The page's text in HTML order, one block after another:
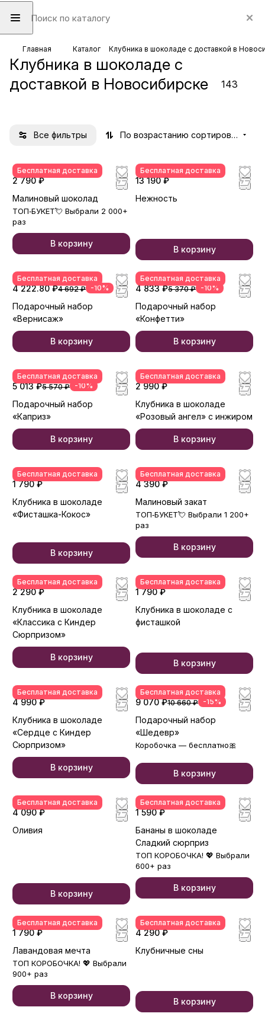
Главная Каталог Клубника в шоколаде с доставкой в
Клубника в шоколаде с
доставкой в Новосибирске
143
Клуб
ничн
ые
буке
64
товара
Клубн
ично-
цвето
чные
26
товаров
Клубн
ика в
боксе
товаров
Клубн
ика в
короб
ке
49
товаров
Все фильтры По возрастанию сортировки
Бесплатная доставка
2 790 ₽
Малиновый шоколад
ТОП‑БУКЕТ💘 Выбрали 2 000+
раз
В корзину
Бесплатная доставка
13 190 ₽
Нежность
В корзину
Бесплатная доставка
4 222.80 ₽4 692 ₽ -10%
Подарочный набор
«Вернисаж»
В корзину
Бесплатная доставка
4 833 ₽5 370 ₽ -10%
Подарочный набор
«Конфетти»
В корзину
Бесплатная доставка
5 013 ₽5 570 ₽ -10%
Подарочный набор
«Каприз»
В корзину
Бесплатная доставка
2 990 ₽
Клубника в шоколаде
«Розовый ангел» с инжиром
В корзину
Бесплатная доставка
1 790 ₽
Клубника в шоколаде
«Фисташка-Кокос»
В корзину
Бесплатная доставка
4 390 ₽
Малиновый закат
ТОП‑БУКЕТ💘 Выбрали 1 200+
раз
В корзину
Бесплатная доставка
2 290 ₽
Клубника в шоколаде
«Классика с Киндер
Сюрпризом»
В корзину
Бесплатная доставка
1 790 ₽
Клубника в шоколаде с
фисташкой
В корзину
Бесплатная доставка
4 990 ₽
Клубника в шоколаде
«Сердце с Киндер
Сюрпризом»
В корзину
Бесплатная доставка
9 070 ₽10 660 ₽ -15%
Подарочный набор
«Шедевр»
Коробочка — бесплатно🎀
В корзину
Бесплатная доставка
4 090 ₽
Оливия
В корзину
Бесплатная доставка
1 590 ₽
Бананы в шоколаде
Сладкий сюрприз
ТОП КОРОБОЧКА! 💖 Выбрали
600+ раз
В корзину
Бесплатная доставка
1 790 ₽
Лавандовая мечта
ТОП КОРОБОЧКА! 💖 Выбрали
900+ раз
В корзину
Бесплатная доставка
4 290 ₽
Клубничные сны
В корзину